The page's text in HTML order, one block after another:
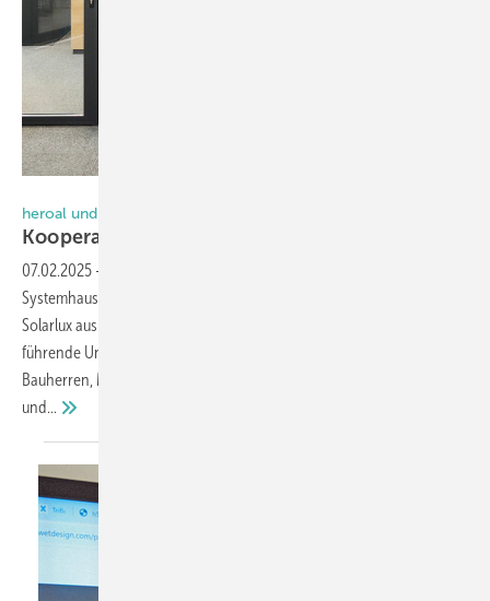
heroal und Solarlux
Kooperation auf der BAU
07.02.2025 -
Systemhaus heroal aus Verl und der Fenster- und Fassadenhersteller
Solarlux aus Melle ihre Zusammenarbeit bekannt gegeben. Zwei
führende Unternehmen der Branche bündeln ihre Kompetenzen, um
Bauherren, Metallbauern und Fachhändlern innovative Lösungen
und...